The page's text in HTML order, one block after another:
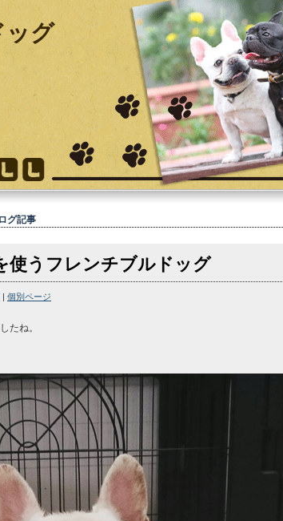
ッグ
グ記事
使うフレンチブルドッグ
| 個別ページ
たね。